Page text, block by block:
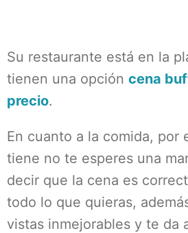
Su restaurante está en la
tienen una opción cena
precio.
En cuanto a la comida, por
tiene no te esperes una
decir que la cena es
todo lo que quieras,
vistas inmejorables y te da